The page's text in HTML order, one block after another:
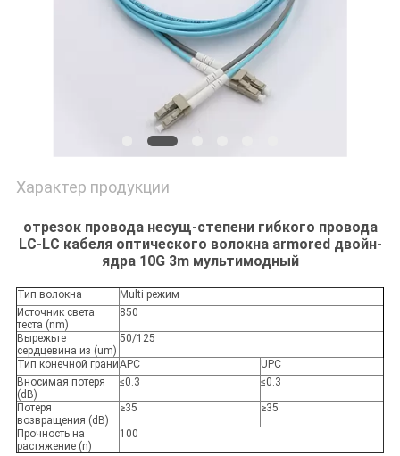
Характер продукции
отрезок провода несущ-степени гибкого провода
LC-LC кабеля оптического волокна armored двойн-
ядра 10G 3m мультимодный
Тип волокна
Multi режим
Источник света
теста (nm)
850
Вырежьте
сердцевина из (um)
50/125
Тип конечной граниAPC
UPC
Вносимая потеря
(dB)
≤0.3 ≤0.3
Потеря
возвращения (dB)
≥35 ≥35
Прочность на
растяжение (n)
100